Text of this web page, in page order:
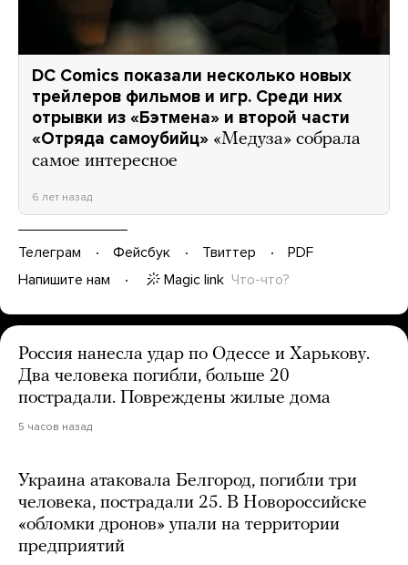
DC Comics показали несколько новых
трейлеров фильмов и игр. Среди них
отрывки из «Бэтмена» и второй части
«Отряда самоубийц» «Медуза» собрала
самое интересное
6 лет назад
Телеграм Фейсбук Твиттер
PDF
Напишите нам
Magic link Что-что?
Россия нанесла удар по Одессе и Харькову.
Два человека погибли, больше 20
пострадали. Повреждены жилые дома
5 часов назад
Украина атаковала Белгород, погибли три
человека, пострадали 25. В Новороссийске
«обломки дронов» упали на территории
предприятий